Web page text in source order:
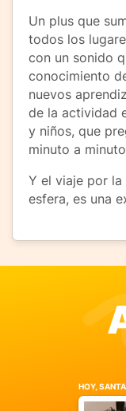
Un plus que
todos los
con un sonido
conocimiento
nuevos
de la actividad
y niños, que
minuto a
Y el viaje por la
esfera, es una
HOY,